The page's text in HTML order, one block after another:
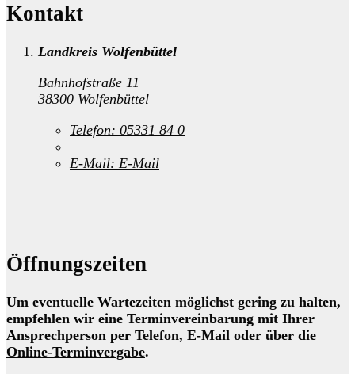
Kontakt
Landkreis Wolfenbüttel
Bahnhofstraße 11
38300 Wolfenbüttel
Telefon: 05331 84 0
E-Mail: E-Mail
Öffnungszeiten
Um eventuelle Wartezeiten möglichst gering zu halten,
empfehlen wir eine Terminvereinbarung mit Ihrer
Ansprechperson per Telefon, E-Mail oder über die
Online-Terminvergabe.